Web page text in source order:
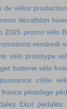
de vélos
décathlon hiver
2025 promo vélo
vendredi
vélo prototype
batterie vélo
puissance crête
france pédalage
Ekoï pédales